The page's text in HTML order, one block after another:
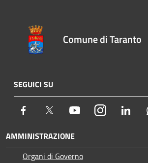
Comune di Taranto
SEGUICI SU
Facebook Twitter YoutubeInstagram
AMMINISTRAZIONE
Organi di Governo